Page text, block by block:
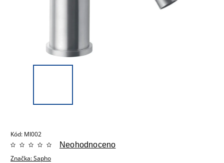
Kód: MI002
Značka:Sapho
Neohodnoceno